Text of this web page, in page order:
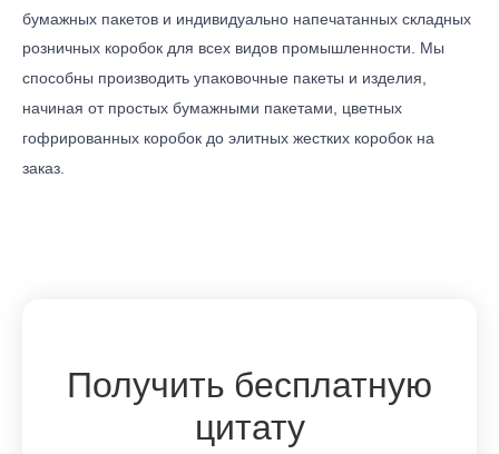
бумажных пакетов и индивидуально напечатанных складных
розничных коробок для всех видов промышленности . Мы
способны производить упаковочные пакеты и изделия,
начиная от простых бумажными пакетами
цветных
гофрированных коробок до элитных жестких коробок на
заказ
Получить бесплатную
цитату